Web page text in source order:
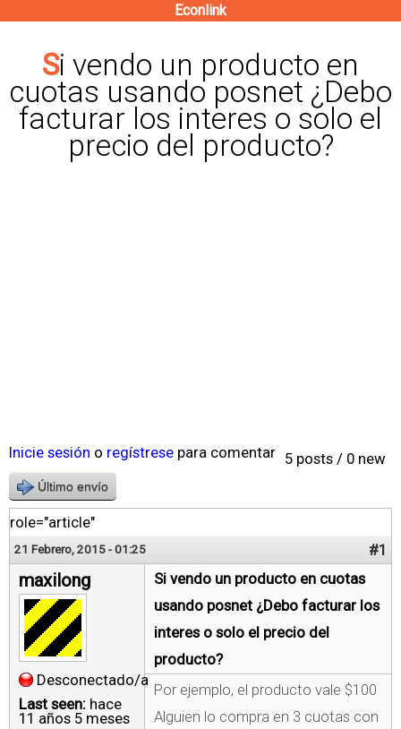
contenido
principal
Econlink
Si vendo un producto en
cuotas usando posnet ¿Debo
facturar los interes o solo el
precio del producto?
5 posts / 0 new
Inicie sesión o regístrese para comentar
Último envío
role="article"
21 Febrero, 2015 - 01:25 #1
maxilong
Desconectado/a
Last seen: hace
11 años 5 meses
Si vendo un producto en cuotas
usando posnet ¿Debo facturar los
interes o solo el precio del
producto?
Por ejemplo, el producto vale $100
Alguien lo compra en 3 cuotas con